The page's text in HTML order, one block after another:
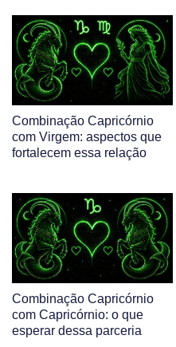
Combinação Capricórnio
com Virgem: aspectos que
fortalecem essa relação
Combinação Capricórnio
com Capricórnio: o que
esperar dessa parceria